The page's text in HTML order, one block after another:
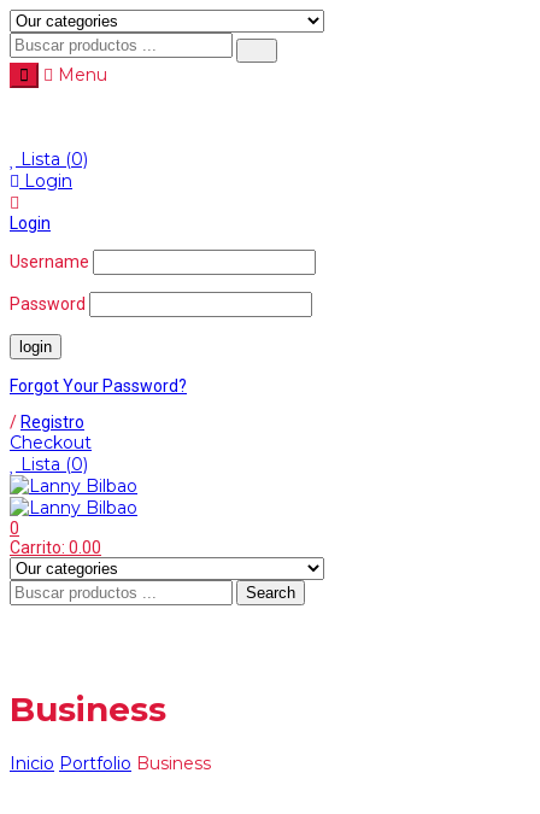
Menu
Lista (0)
Login
Login
Username
Password
Forgot Your Password?
/ Registro
Checkout
Lista (0)
0
Carrito: 0.00
Search
Business
Inicio Portfolio Business